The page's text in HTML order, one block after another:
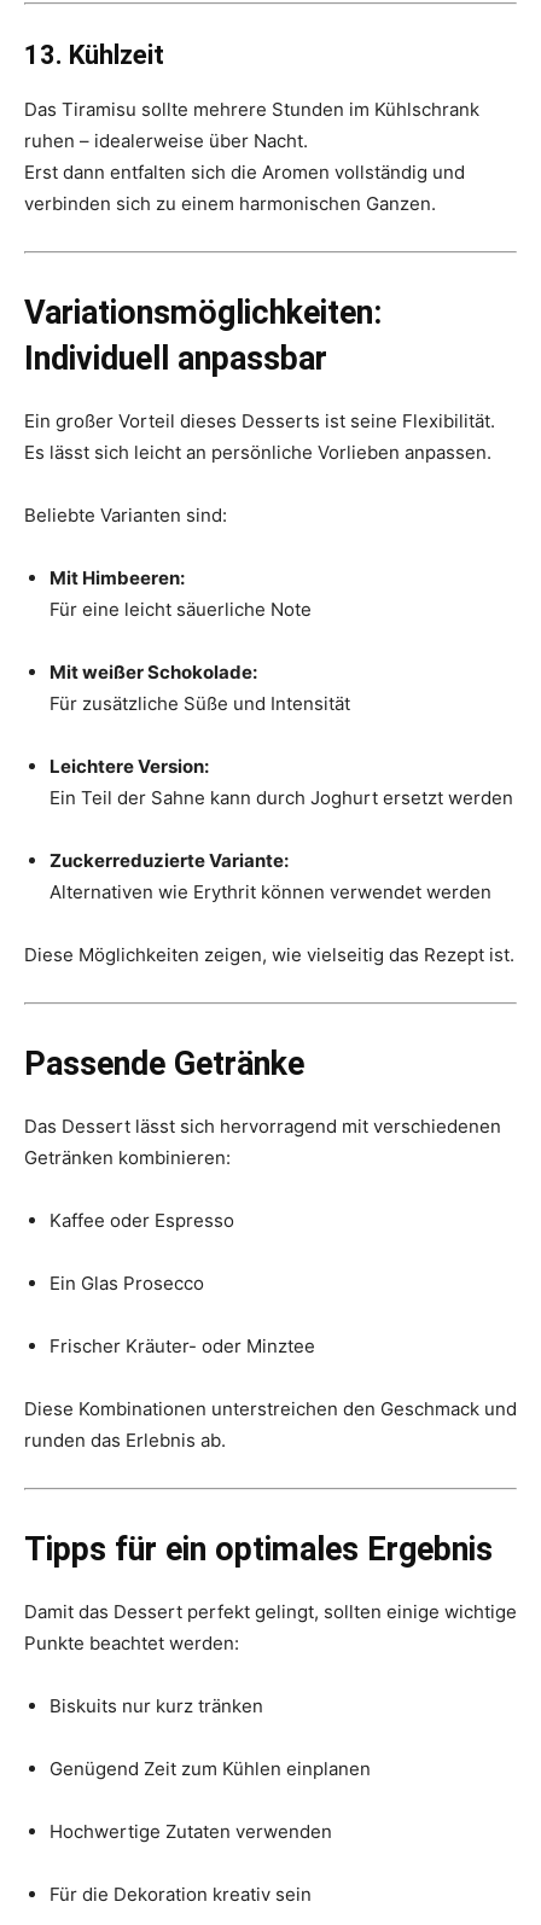
13. Kühlzeit
Das Tiramisu sollte mehrere Stunden im Kühlschrank
ruhen – idealerweise über Nacht.
Erst dann entfalten sich die Aromen vollständig und
verbinden sich zu einem harmonischen Ganzen.
Variationsmöglichkeiten:
Individuell anpassbar
Ein großer Vorteil dieses Desserts ist seine Flexibilität.
Es lässt sich leicht an persönliche Vorlieben anpassen.
Beliebte Varianten sind:
Mit Himbeeren:
Für eine leicht säuerliche Note
Mit weißer Schokolade:
Für zusätzliche Süße und Intensität
Leichtere Version:
Ein Teil der Sahne kann durch Joghurt ersetzt werden
Zuckerreduzierte Variante:
Alternativen wie Erythrit können verwendet werden
Diese Möglichkeiten zeigen, wie vielseitig das Rezept ist.
Passende Getränke
Das Dessert lässt sich hervorragend mit verschiedenen
Getränken kombinieren:
Kaffee oder Espresso
Ein Glas Prosecco
Frischer Kräuter- oder Minztee
Diese Kombinationen unterstreichen den Geschmack und
runden das Erlebnis ab.
Tipps für ein optimales Ergebnis
Damit das Dessert perfekt gelingt, sollten einige wichtige
Punkte beachtet werden:
Biskuits nur kurz tränken
Genügend Zeit zum Kühlen einplanen
Hochwertige Zutaten verwenden
Für die Dekoration kreativ sein